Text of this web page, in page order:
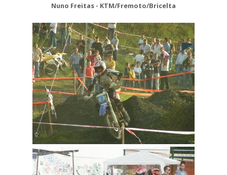
Nuno Freitas - KTM/Fremoto/Bricelta